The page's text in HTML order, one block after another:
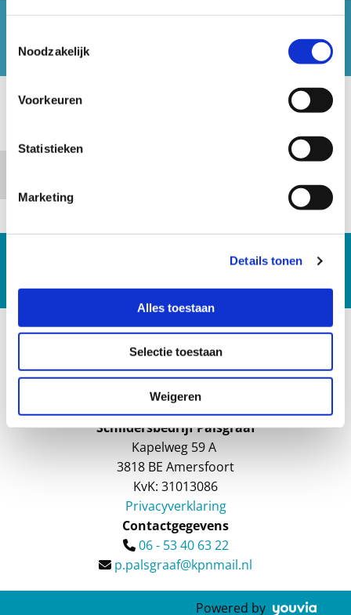
Noodzakelijk
Voorkeuren
Statistieken
Marketing
Details tonen
Alles toestaan
Selectie toestaan
Weigeren
Wij nemen zo snel mogelijk contact met u op.
Schildersbedrijf Palsgraaf
Kapelweg 59 A
3818 BE Amersfoort
KvK: 31013086
Privacyverklaring
Contactgegevens
 06 - 53 40 63 22
 p.palsgraaf@kpnmail.nl
Powered by